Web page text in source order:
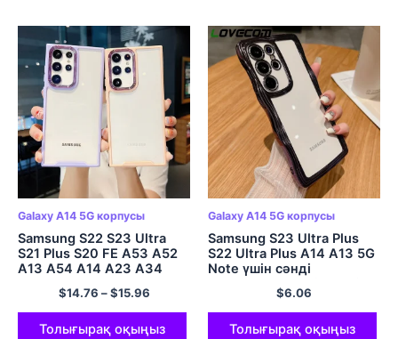
Galaxy A14 5G корпусы
Samsung S22 S23 Ultra
S21 Plus S20 FE A53 A52
A13 A54 A14 A23 A34
A32 A33 5G жұмсақ
қақпақ үшін сәнді мөлдір
кәмпит түсті қорап
$14.76 –$15.96
Толығырақ оқыңыз
Galaxy A14 5G корпусы
Samsung S23 Ultra Plus
S22 Ultra Plus A14 A13 5G
Note үшін сәнді
толқынды жиегі мөлдір
телефон қапшығы 20
Ультра жалатылған
бампер жұмсақ қақпақ
$6.06
Толығырақ оқыңыз